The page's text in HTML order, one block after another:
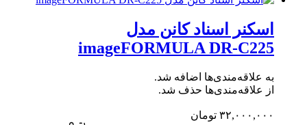
اسکنر اسناد کانن مدل
imageFORMULA DR-C225
به علاقه‌مندی‌ها اضافه شد.
از علاقه‌مندی‌ها حذف شد.
۳۲,۰۰۰,۰۰۰ تومان